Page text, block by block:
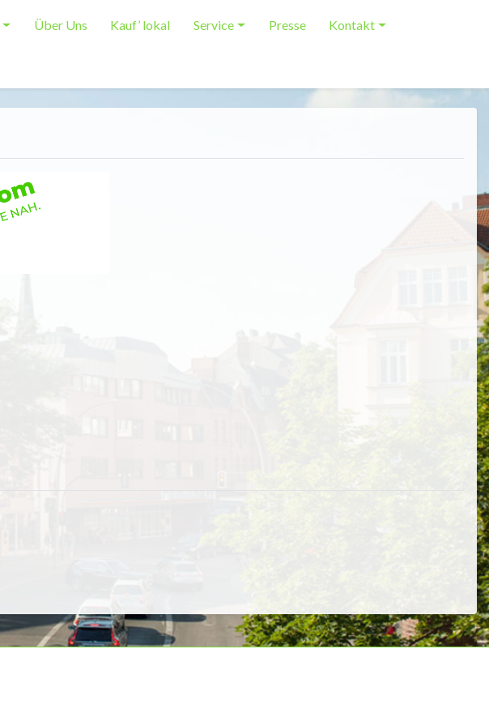
Über Uns Kauf’ lokal Service Presse Kontakt